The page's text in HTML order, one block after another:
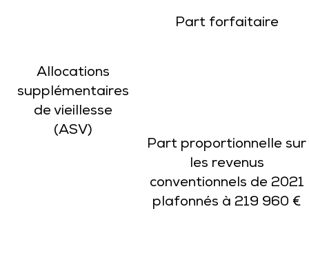
Allocations
supplémentaires
de vieillesse
(ASV)
Part forfaitaire
Part proportionnelle sur
les revenus
conventionnels de 2021
plafonnés à 219 960 €